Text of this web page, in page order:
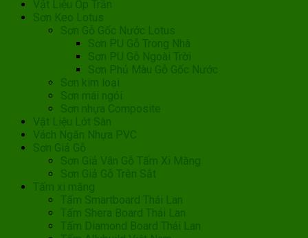
Vật Liệu Ốp Trần
Sơn Keo Lotus
Sơn Gỗ Gốc Nước Lotus
Sơn PU Gỗ Trong Nhà
Sơn PU Gỗ Ngoài Trời
Sơn Phủ Màu Gỗ Gốc Nước
Sơn kim loại
Sơn mái ngói
Sơn nhựa Composite
Vật Liệu Lót Sàn
Vách Ngăn Nhựa PVC
Sơn Giả Gỗ
Sơn Giả Vân Gỗ Tấm Xi Măng
Sơn Giả Gỗ Trên Sắt
Tấm xi măng
Tấm Smartboard Thái Lan
Tấm Shera Board Thái Lan
Tấm Diamond Board Thái Lan